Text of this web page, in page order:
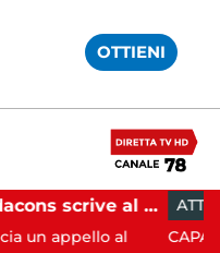
OTTIENI
Paestum, Codacons scrive al ministro Giuli: "Rilanciare scavi dell'Anfiteatro nell'area archeologica" ATTUALITÀ 15:05
CAPACCIO PAESTUM.